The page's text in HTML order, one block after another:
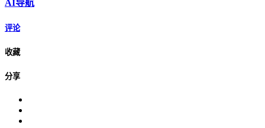
AI导航
评论
收藏
分享